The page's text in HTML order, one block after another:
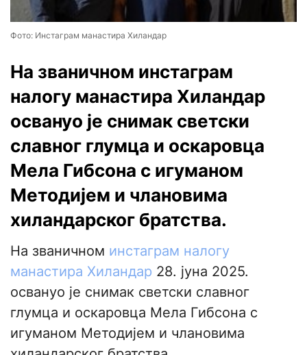
Фото: Инстаграм манастира Хиландар
На званичном инстаграм
налогу манастира Хиландар
освануо је снимак светски
славног глумца и оскаровца
Мела Гибсона с игуманом
Методијем и члановима
хиландарског братства.
На званичном инстаграм налогу
манастира Хиландар 28. јуна 2025.
освануо је снимак светски славног
глумца и оскаровца Мела Гибсона с
игуманом Методијем и члановима